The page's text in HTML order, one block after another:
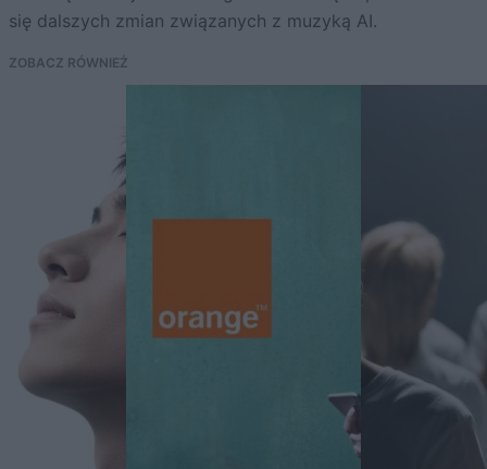
się dalszych zmian związanych z muzyką AI.
ZOBACZ RÓWNIEŻ